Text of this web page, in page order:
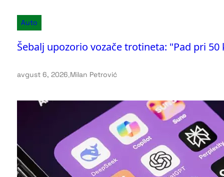
Auto
Šebalj upozorio vozače trotineta: "Pad pri
avgust 6, 2026.Milan Petrović